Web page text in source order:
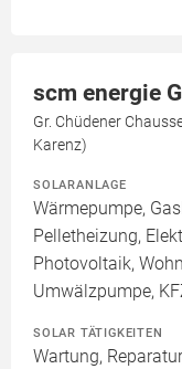
scm energie
Gr. Chüdener
Karenz)
SOLARANLAGE
Wärmepumpe,
Pelletheizung,
Photovoltaik,
Umwälzpumpe,
SOLAR TÄTIGKEITEN
Wartung,